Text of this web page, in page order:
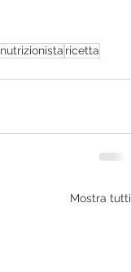
nutrizionista ricetta
Mostra tutti